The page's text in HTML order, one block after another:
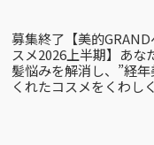
募集終了【美的GRAND
スメ2026上半期】あな
髪悩みを解消し、”経年
くれたコスメをくわし